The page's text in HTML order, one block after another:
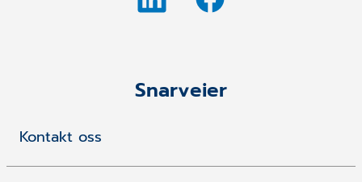
Snarveier
Kontakt oss